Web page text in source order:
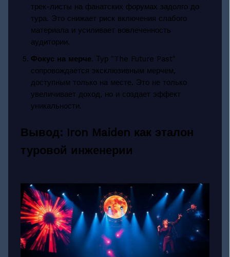
трек-листы на фанатских форумах задолго до
тура. Это снижает риск включения слабого
материала и усиливает вовлеченность
аудитории.
Фокус на мерче. Тур "The Future Past"
сопровождается эксклюзивным мерчем,
доступным только на месте. Это не только
увеличивает доход, но и создает эффект
уникальности.
Вывод: Iron Maiden как эталон
туровой инженерии